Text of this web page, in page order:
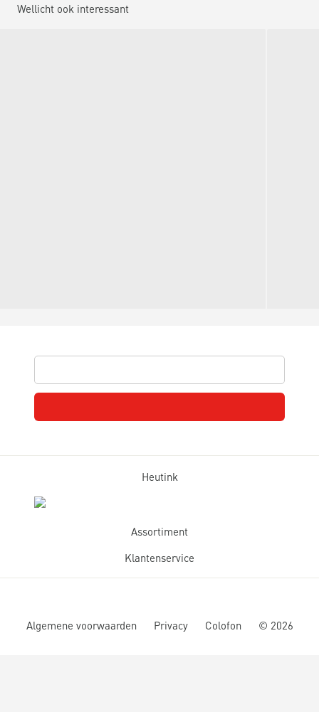
Wellicht ook interessant
Heutink
Assortiment
Klantenservice
Algemene voorwaarden Privacy Colofon © 2026